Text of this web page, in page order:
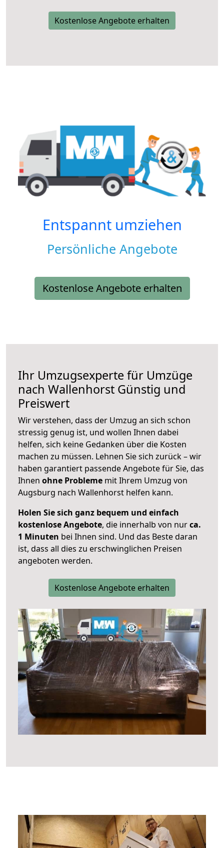
Kostenlose Angebote erhalten
Entspannt umziehen
Persönliche Angebote
Kostenlose Angebote erhalten
Ihr Umzugsexperte für Umzüge
nach Wallenhorst Günstig und
Preiswert
Wir verstehen, dass der Umzug an sich schon
stressig genug ist, und wollen Ihnen dabei
helfen, sich keine Gedanken über die Kosten
machen zu müssen. Lehnen Sie sich zurück – wir
haben garantiert passende Angebote für Sie, das
Ihnen ohne Probleme mit Ihrem Umzug von
Augsburg nach Wallenhorst helfen kann.
Holen Sie sich ganz bequem und einfach
kostenlose Angebote, die innerhalb von nurca.
1 Minuten bei Ihnen sind. Und das Beste daran
ist, dass all dies zu erschwinglichen Preisen
angeboten werden.
Kostenlose Angebote erhalten